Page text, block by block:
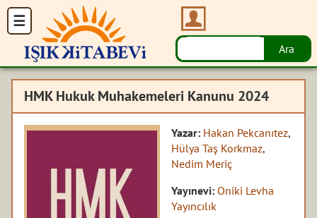
HMK Hukuk Muhakemeleri Kanunu 2024
Yazar: Hakan Pekcanıtez,
Hülya Taş Korkmaz,
Nedim Meriç
Yayınevi:Oniki Levha
Yayıncılık